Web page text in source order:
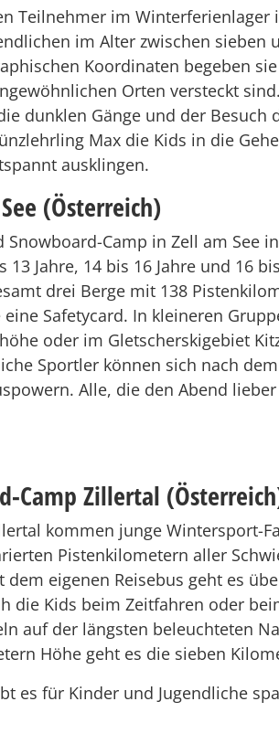
Teilnehmer im
im Alter zwischen sieben
Koordinaten begeben
Orten versteckt
dunklen Gänge und der
Max die Kids in die
ausklingen.
(Österreich)
Camp in Zell am See
Jahre, 14 bis 16 Jahre und 16
drei Berge mit 138
Safetycard. In kleineren
oder im Gletscherskigebiet
Sportler können sich nach
Alle, die den Abend
Camp Zillertal
kommen junge Wintersport-
Pistenkilometern aller
eigenen Reisebus geht es
die Kids beim Zeitfahren oder
auf der längsten beleuchteten
Höhe geht es die sieben
es für Kinder und Jugendliche